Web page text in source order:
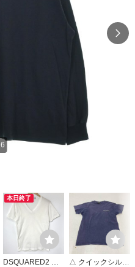
6
本日終了
DSQUARED2 デ
△ クイックシルバ